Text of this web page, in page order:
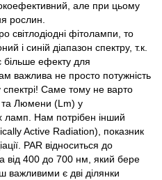
але при цьому
рослин.
фітолампи, то
і синій діапазон спектру, т.к.
більше ефекту для
важлива не просто потужність
спектрі! Саме тому не варто
та Люмени (Lm) у
ламп. Нам потрібен інший
Active Radiation), показник
PAR відноситься до
від 400 до 700 нм, який бере
важливими є дві ділянки